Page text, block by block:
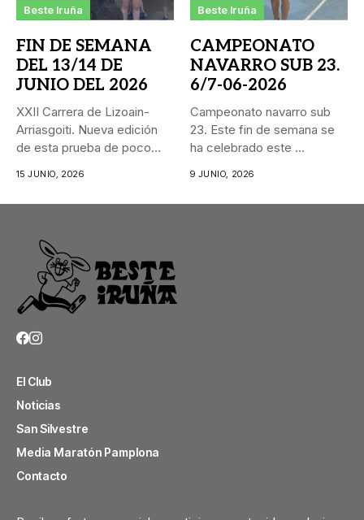
Beste Iruña
FIN DE SEMANA
DEL 13/14 DE
JUNIO DEL 2026
XXII Carrera de Lizoain-
Arriasgoiti. Nueva edición
de esta prueba de poco
15 JUNIO, 2026
Beste Iruña
CAMPEONATO
NAVARRO SUB 23.
6/7-06-2026
Campeonato navarro sub
23. Este fin de semana se
ha celebrado este ...
9 JUNIO, 2026
El Club
Noticias
San Silvestre
Media Maratón Pamplona
Contacto